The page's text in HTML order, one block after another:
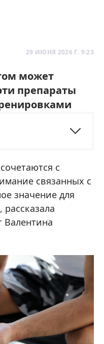
29 ИЮНЯ 2026 Г. 9:23
может
препараты
с
связанных с
значение для
Валентина